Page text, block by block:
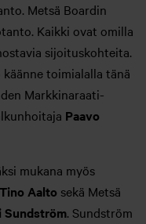
Metsä Boardin
Kaikki ovat omilla
sijoituskohteita.
toimialalla tänä
Markkinaraati-
Paavo
mukana myös
Tino Aalto sekä Metsä
Sundström. Sundström